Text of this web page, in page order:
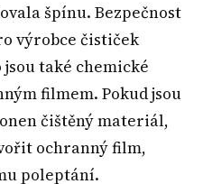
špínu. Bezpečnost
výrobce čističek
také chemické
filmem. Pokud jsou
čištěný materiál,
ochranný film,
poleptání.